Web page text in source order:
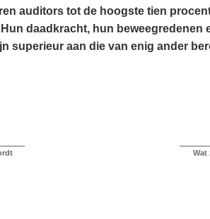
auditors tot de hoogste tien
daadkracht, hun beweegredenen
superieur aan die van enig ander
Wat